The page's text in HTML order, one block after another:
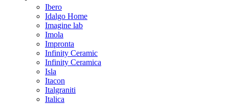
Ibero
Idalgo Home
Imagine lab
Imola
Impronta
Infinity Ceramic
Infinity Ceramica
Isla
Itacon
Italgraniti
Italica